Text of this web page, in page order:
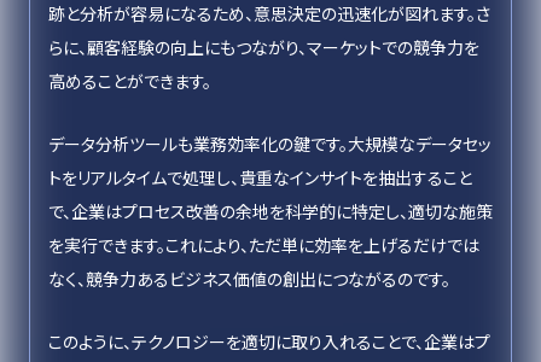
跡と分析が容易になるため、意思決定の迅速化が図れます。さ
らに、顧客経験の向上にもつながり、マーケットでの競争力を
高めることができます。
データ分析ツールも業務効率化の鍵です。大規模なデータセッ
トをリアルタイムで処理し、貴重なインサイトを抽出すること
で、企業はプロセス改善の余地を科学的に特定し、適切な施策
を実行できます。これにより、ただ単に効率を上げるだけでは
なく、競争力あるビジネス価値の創出につながるのです。
このように、テクノロジーを適切に取り入れることで、企業はプ